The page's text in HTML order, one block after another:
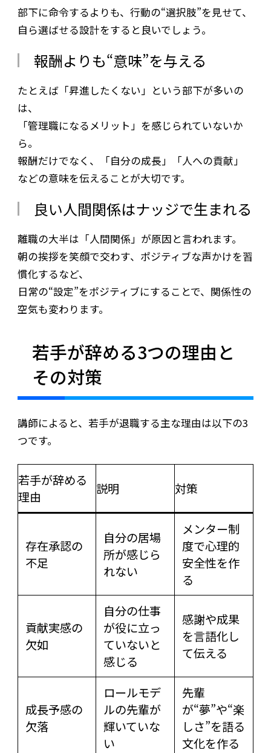
部下に命令するよりも、行動の“選択肢”を見せて、
自ら選ばせる設計をすると良いでしょう。
報酬よりも“意味”を与える
たとえば「昇進したくない」という部下が多いの
は、
「管理職になるメリット」を感じられていないか
ら。
報酬だけでなく、「自分の成長」「人への貢献」
などの意味を伝えることが大切です。
良い人間関係はナッジで生まれる
離職の大半は「人間関係」が原因と言われます。
朝の挨拶を笑顔で交わす、ポジティブな声かけを習
慣化するなど、
日常の“設定”をポジティブにすることで、関係性の
空気も変わります。
若手が辞める3つの理由と
その対策
講師によると、若手が退職する主な理由は以下の3
つです。
若手が辞める
理由
説明 対策
存在承認の
不足
自分の居場
所が感じら
れない
メンター制
度で心理的
安全性を作
る
貢献実感の
欠如
自分の仕事
が役に立っ
ていないと
感じる
感謝や成果
を言語化し
て伝える
成長予感の
欠落
ロールモデ
ルの先輩が
輝いていな
い
先輩
が“夢”や“楽
しさ”を語る
文化を作る